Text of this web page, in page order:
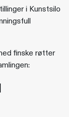
i Kunstsilo
finske røtter